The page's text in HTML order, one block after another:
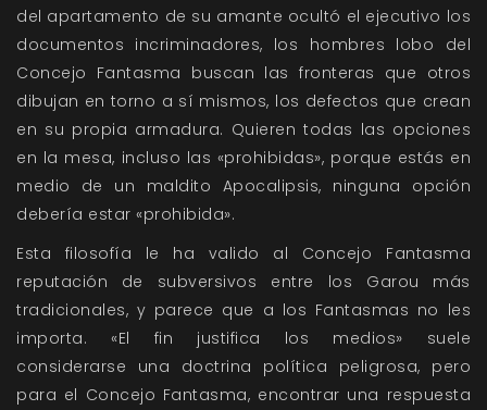
del apartamento de su amante ocultó el ejecutivo los
documentos incriminadores, los hombres lobo del
Concejo Fantasma buscan las fronteras que otros
dibujan en torno a sí mismos, los defectos que crean
en su propia armadura. Quieren todas las opciones
en la mesa, incluso las «prohibidas», porque estás en
medio de un maldito Apocalipsis, ninguna opción
debería estar «prohibida».
Esta filosofía le ha valido al Concejo Fantasma
reputación de subversivos entre los Garou más
tradicionales, y parece que a los Fantasmas no les
importa. «El fin justifica los medios» suele
considerarse una doctrina política peligrosa, pero
para el Concejo Fantasma, encontrar una respuesta